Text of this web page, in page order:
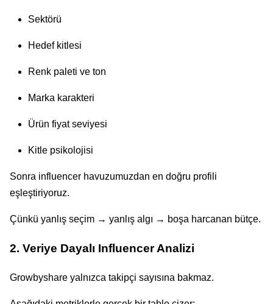
Sektörü
Hedef kitlesi
Renk paleti ve ton
Marka karakteri
Ürün fiyat seviyesi
Kitle psikolojisi
Sonra influencer havuzumuzdan en doğru profili
eşleştiriyoruz.
Çünkü yanlış seçim → yanlış algı → boşa harcanan bütçe.
2. Veriye Dayalı Influencer Analizi
Growbyshare yalnızca takipçi sayısına bakmaz.